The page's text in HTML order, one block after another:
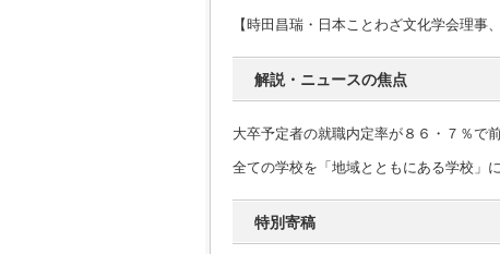
【時田昌瑞・日本ことわざ文化学会理事
解説・ニュースの焦点
大卒予定者の就職内定率が８６・７％で
全ての学校を「地域とともにある学校」
特別寄稿